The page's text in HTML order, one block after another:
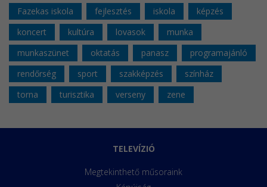
Fazekas iskola
fejlesztés iskola
képzés
koncert
kultúra lovasok
munka
munkaszünet
oktatás panasz
programajánló
rendőrség
sport szakképzés
színház
torna
turisztika verseny zene
TELEVÍZIÓ
Megtekinthető műsoraink